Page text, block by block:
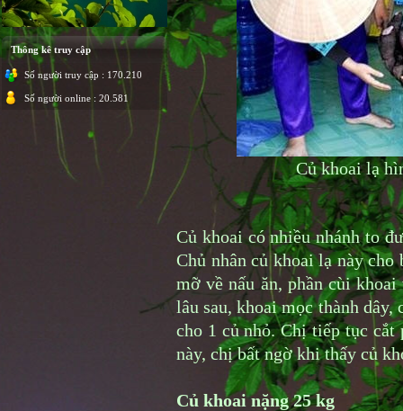
Thông kê truy cập
Số người truy cập : 170.210
Số người online : 20.581
Củ khoai lạ
Củ khoai có nhiều nhánh to
Chủ nhân củ khoai lạ này
mỡ về nấu ăn, phần cùi
lâu sau, khoai mọc thành
cho 1 củ nhỏ. Chị tiếp tục
này, chị bất ngờ khi thấy củ
Củ khoai nặng 25 kg